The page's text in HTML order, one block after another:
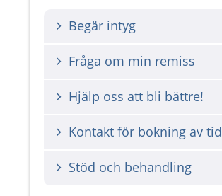
Begär intyg
Fråga om min remiss
Hjälp oss att bli bättre!
Kontakt för bokning av tid
Stöd och behandling